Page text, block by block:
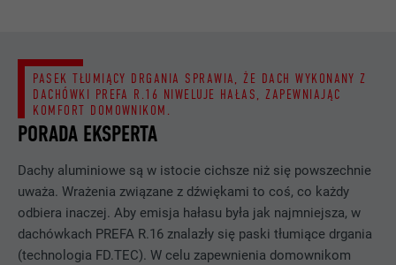
PORADA EKSPERTA
PASEK TŁUMIĄCY DRGANIA SPRAWIA, ŻE DACH WYKONANY Z
DACHÓWKI PREFA R.16 NIWELUJE HAŁAS, ZAPEWNIAJĄC
KOMFORT DOMOWNIKOM.
Dachy aluminiowe są w istocie cichsze niż się powszechnie
uważa. Wrażenia związane z dźwiękami to coś, co każdy
odbiera inaczej. Aby emisja hałasu była jak najmniejsza, w
dachówkach PREFA R.16 znalazły się paski tłumiące drgania
(technologia FD.TEC). W celu zapewnienia domownikom